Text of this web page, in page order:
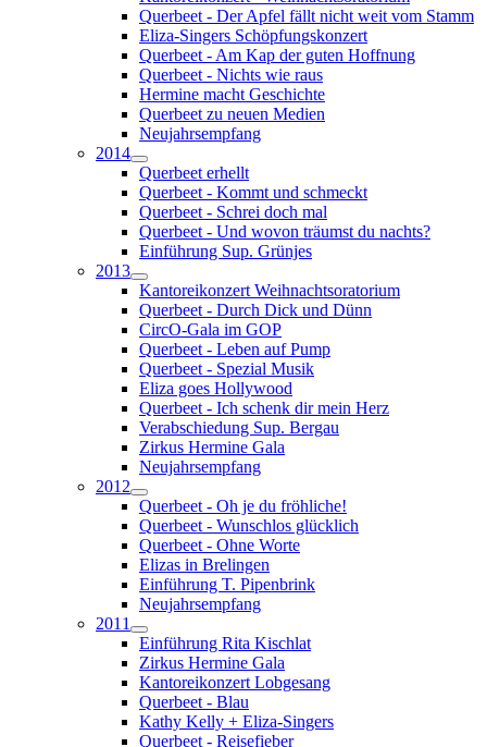
Querbeet - Der Apfel fällt nicht weit vom Stamm
Eliza-Singers Schöpfungskonzert
Querbeet - Am Kap der guten Hoffnung
Querbeet - Nichts wie raus
Hermine macht Geschichte
Querbeet zu neuen Medien
Neujahrsempfang
2014
Querbeet erhellt
Querbeet - Kommt und schmeckt
Querbeet - Schrei doch mal
Querbeet - Und wovon träumst du nachts?
Einführung Sup. Grünjes
2013
Kantoreikonzert Weihnachtsoratorium
Querbeet - Durch Dick und Dünn
CircO-Gala im GOP
Querbeet - Leben auf Pump
Querbeet - Spezial Musik
Eliza goes Hollywood
Querbeet - Ich schenk dir mein Herz
Verabschiedung Sup. Bergau
Zirkus Hermine Gala
Neujahrsempfang
2012
Querbeet - Oh je du fröhliche!
Querbeet - Wunschlos glücklich
Querbeet - Ohne Worte
Elizas in Brelingen
Einführung T. Pipenbrink
Neujahrsempfang
2011
Einführung Rita Kischlat
Zirkus Hermine Gala
Kantoreikonzert Lobgesang
Querbeet - Blau
Kathy Kelly + Eliza-Singers
Querbeet - Reisefieber